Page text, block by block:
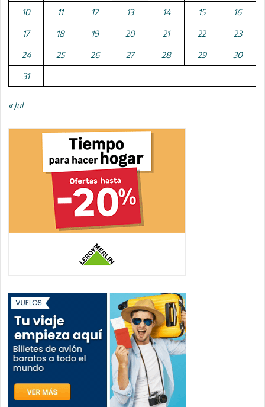
10 11 12 13 14 15 16
17 18 19 20 21 22 23
24 25 26 27 28 29 30
31
« Jul